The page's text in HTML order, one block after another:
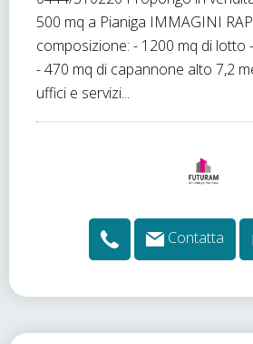
500 mq a Pianiga IMMAGINI
composizione: - 1200 mq di lotto
- 470 mq di capannone alto 7,2
uffici e servizi...
Contatta